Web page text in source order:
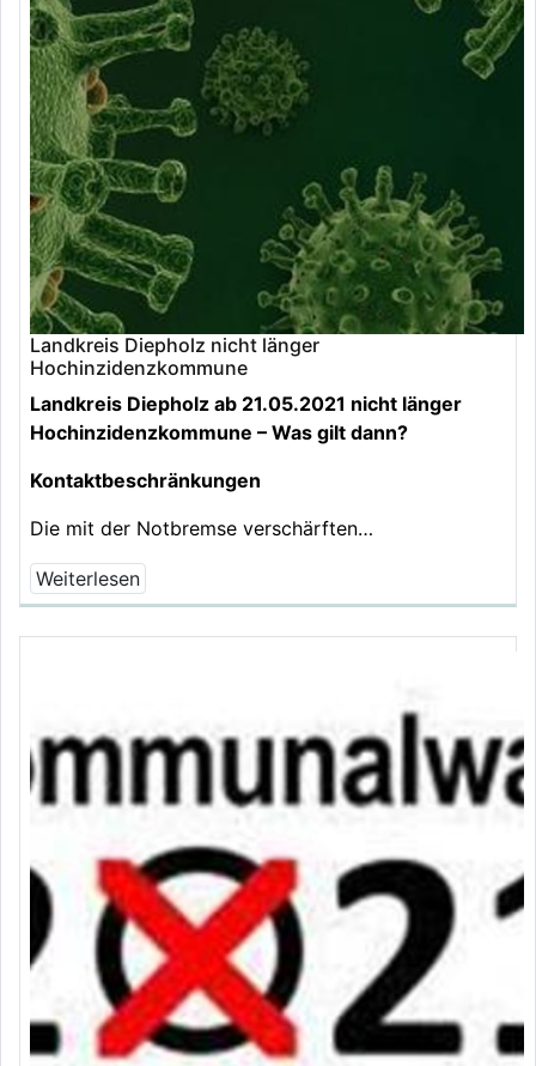
Landkreis Diepholz nicht länger
Hochinzidenzkommune
Landkreis Diepholz ab 21.05.2021 nicht länger
Hochinzidenzkommune – Was gilt dann?
Kontaktbeschränkungen
Die mit der Notbremse verschärften…
Weiterlesen